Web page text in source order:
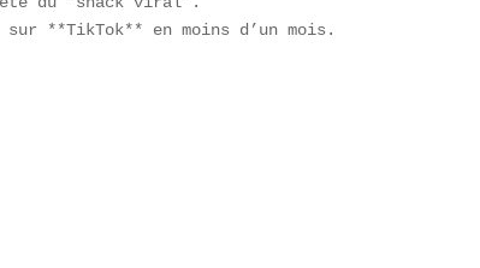
**TikTok** en moins d’un mois.